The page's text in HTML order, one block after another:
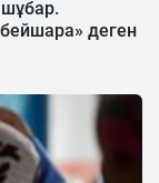
шұбар.
деген